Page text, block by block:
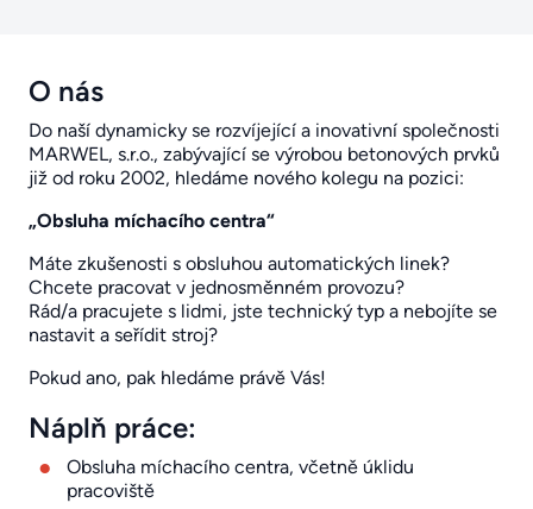
O nás
Do naší dynamicky se rozvíjející a inovativní společnosti
MARWEL, s.r.o., zabývající se výrobou betonových prvků
již od roku 2002, hledáme nového kolegu na pozici:
„Obsluha míchacího centra“
Máte zkušenosti s obsluhou automatických linek?
Chcete pracovat v jednosměnném provozu?
Rád/a pracujete s lidmi, jste technický typ a nebojíte se
nastavit a seřídit stroj?
Pokud ano, pak hledáme právě Vás!
Náplň práce:
Obsluha míchacího centra, včetně úklidu
pracoviště